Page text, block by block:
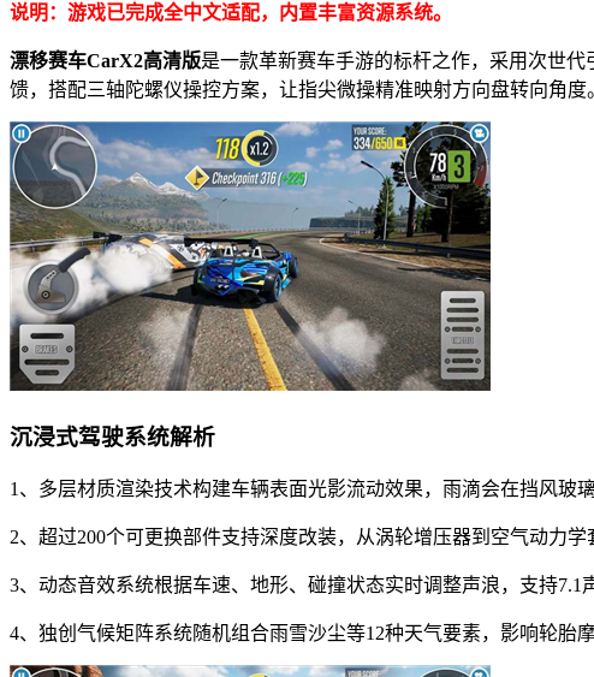
说明：游戏已完成全中文适配，内置丰富资源系统。
漂移赛车CarX2高清版是一款革新赛车手游的标杆之作，采用次世
馈，搭配三轴陀螺仪操控方案，让指尖微操精准映射方向盘转向角
沉浸式驾驶系统解析
1、多层材质渲染技术构建车辆表面光影流动效果，雨滴会在挡风玻
2、超过200个可更换部件支持深度改装，从涡轮增压器到空气动力
3、动态音效系统根据车速、地形、碰撞状态实时调整声浪，支持7.1
4、独创气候矩阵系统随机组合雨雪沙尘等12种天气要素，影响轮胎